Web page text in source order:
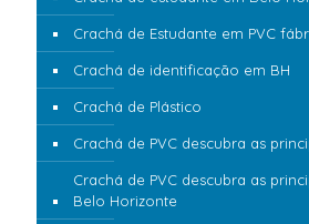
Crachá de Estudante em PVC
Crachá de identificação em BH
Crachá de Plástico
Crachá de PVC descubra as
Crachá de PVC descubra as
Belo Horizonte